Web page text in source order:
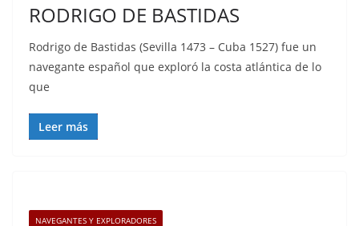
RODRIGO DE BASTIDAS
Rodrigo de Bastidas (Sevilla 1473 – Cuba 1527) fue un
navegante español que exploró la costa atlántica de lo
que
Leer más
NAVEGANTES Y EXPLORADORES